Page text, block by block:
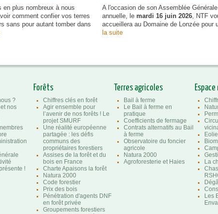
en plus nombreux à nous
comment confier vos terres
sans pour autant tomber dans
A l'occasion de son Assemblée Générale
annuelle, le mardi 16 juin 2026 , NTF
accueillera au Domaine de Lonzée pour
la suite
?
nos
!
Forêts
Chiffres clés en forêt
Agir ensemble pour
l’avenir de nos forêts ! Le
projet SMURF
Une réalité européenne
partagée : les défis
communs des
propriétaires forestiers
Assises de la forêt et du
bois en France
Charte Apaisons la forêt
Natura 2000
Code forestier
Prix des bois
Pénétration d'agents DNF
en forêt privée
Groupements forestiers
Terres agricoles
Bail à ferme
Le Bail à ferme en
pratique
Coefficients de fermage
Contrats alternatifs au Bail
à ferme
Observatoire du foncier
agricole
Natura 2000
Agroforesterie et Haies
Espace
La
Les